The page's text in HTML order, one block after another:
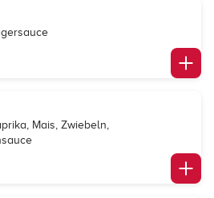
Mais, Zwiebeln,